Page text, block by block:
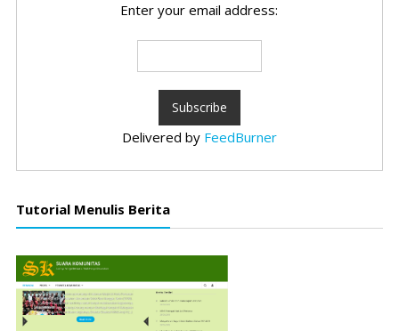
Enter your email address:
Delivered by FeedBurner
Tutorial Menulis Berita